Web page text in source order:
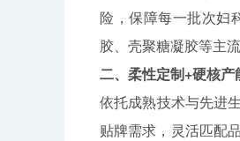
险，保障每一批次妇
胶、壳聚糖凝胶等主
二、柔性定制+硬核
依托成熟技术与先进
贴牌需求，灵活匹配